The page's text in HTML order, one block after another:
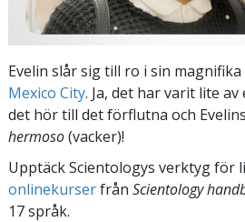
Evelin slår sig till ro i sin magnifika
Mexico City. Ja, det har varit lite
det hör till det förflutna och
hermoso(vacker)!
Upptäck Scientologys verktyg för
onlinekurserfrån Scientology
17 språk.